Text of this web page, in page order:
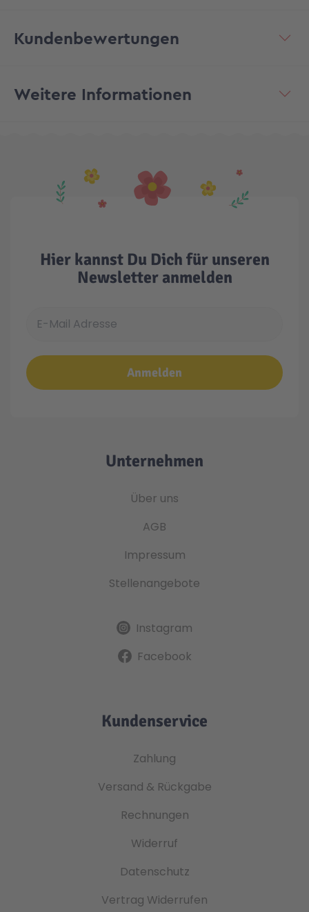
Kundenbewertungen
Weitere Informationen
Hier kannst Du Dich für unseren
Newsletter anmelden
Anmelden
Unternehmen
Über uns
AGB
Impressum
Stellenangebote
Instagram
Facebook
Kundenservice
Zahlung
Versand & Rückgabe
Rechnungen
Widerruf
Datenschutz
Vertrag Widerrufen